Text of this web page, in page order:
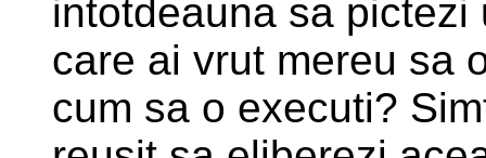
intotdeauna sa
care ai vrut mereu sa
cum sa o executi?